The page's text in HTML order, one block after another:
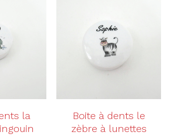
PANIER
la
AJOUTER AU PANIER
DÉTAILS
Boite à dents le
zèbre à lunettes